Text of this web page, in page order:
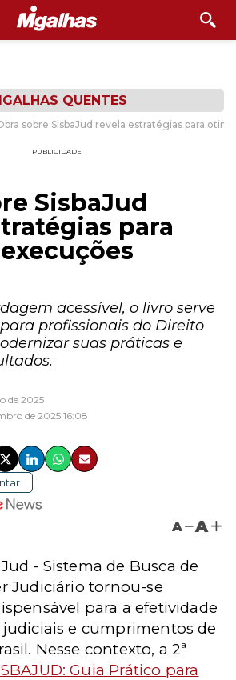
QUENTES
sobre SisbaJud revela estratégias para
PUBLICIDADE
SisbaJud
para
acessível, o livro serve
profissionais do Direito
suas práticas e
de 2025
de 2025 16:08
A A
- Sistema de Busca de
Judiciário tornou-se
para a efetividade
judiciais e cumprimentos de
Nesse contexto, a 2ª
Guia Prático para